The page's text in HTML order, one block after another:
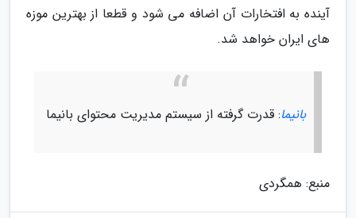
آینده به افتخارات آن اضافه می شود و قطعا از بهترین موزه
های ایران خواهد شد.
بانیما: قدرت گرفته از سیستم مدیریت محتوای بانیما
منبع: همگردی